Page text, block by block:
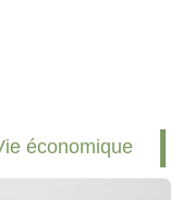
économique